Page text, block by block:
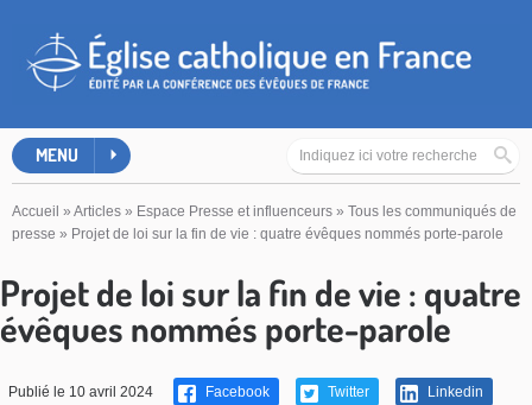
MENU
Accueil » Articles » Espace Presse et influenceurs » Tous les communiqués de
presse » Projet de loi sur la fin de vie : quatre évêques nommés porte-parole
Projet de loi sur la fin de vie : quatre
évêques nommés porte-parole
Publié le 10 avril 2024 Facebook Twitter Linkedin